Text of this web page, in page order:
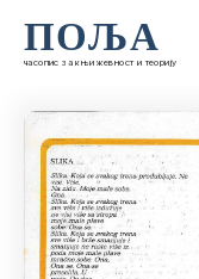
ПОЉА
часопис за књижевност и теорију